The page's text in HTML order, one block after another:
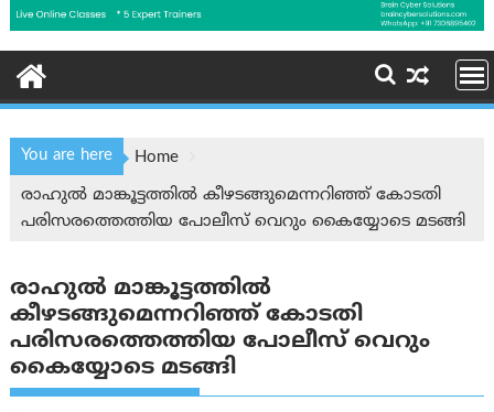
You are here
Home
രാഹുല്‍ മാങ്കൂട്ടത്തില്‍ കീഴടങ്ങുമെന്നറിഞ്ഞ് കോടതി
പരിസരത്തെത്തിയ പോലീസ് വെറും കൈയ്യോടെ മടങ്ങി
രാഹുല്‍ മാങ്കൂട്ടത്തില്‍
കീഴടങ്ങുമെന്നറിഞ്ഞ് കോടതി
പരിസരത്തെത്തിയ പോലീസ് വെറും
കൈയ്യോടെ മടങ്ങി